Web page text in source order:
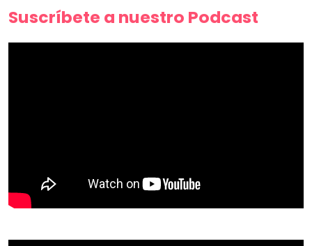
Suscríbete a nuestro Podcast